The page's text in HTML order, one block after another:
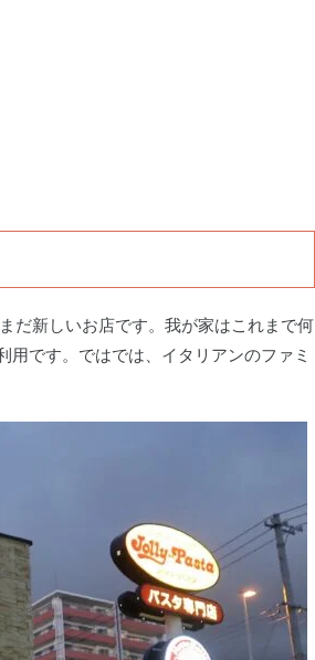
だ新しいお店です。我が家はこれまで何
です。ではでは、イタリアンのファミ